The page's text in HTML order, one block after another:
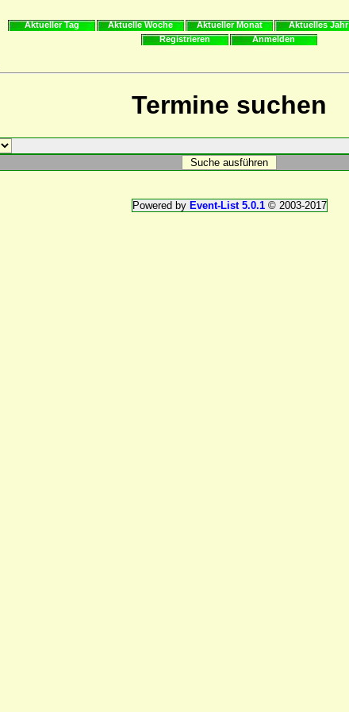
Aktueller Tag Aktuelle Woche Aktueller Monat Aktuelles Jahr
Registrieren
Anmelden
Termine suchen
Powered by Event-List 5.0.1© 2003-2017